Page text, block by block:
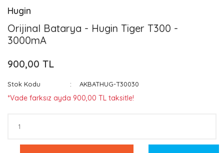
Hugin
Orijinal Batarya - Hugin Tiger T300 -
3000mA
900,00 TL
Stok Kodu AKBATHUG-T30030
*Vade farksız ayda 900,00 TL taksitle!